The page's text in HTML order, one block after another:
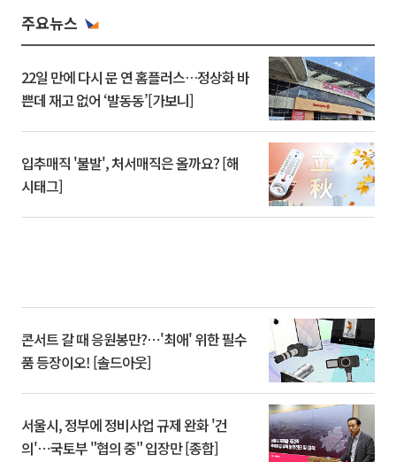
주요뉴스
22일 만에 다시 문 연 홈플러스…정상화 바
쁜데 재고 없어 ‘발동동’[가보니]
입추매직 '불발', 처서매직은 올까요? [해
시태그]
콘서트 갈 때 응원봉만?⋯'최애' 위한 필수
품 등장이오! [솔드아웃]
서울시, 정부에 정비사업 규제 완화 '건
의'⋯국토부 "협의 중" 입장만 [종합]